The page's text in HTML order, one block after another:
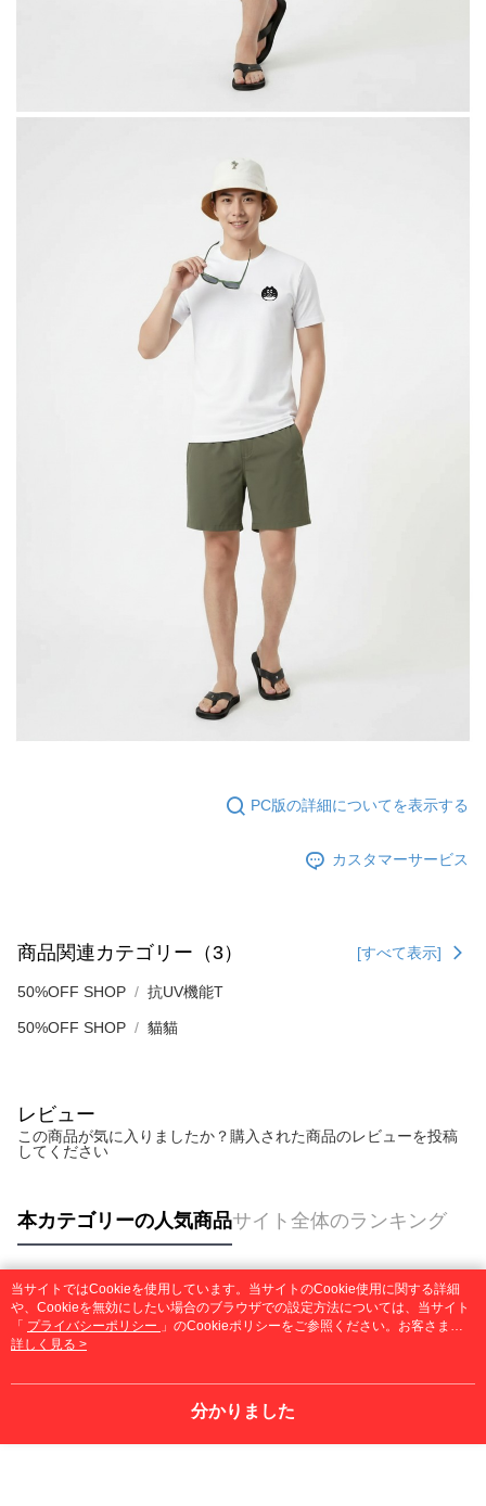
PC版の詳細についてを表示する
カスタマーサービス
商品関連カテゴリー（3） [すべて表示]
50%OFF SHOP 抗UV機能T
50%OFF SHOP 貓貓
レビュー
この商品が気に入りましたか？購入された商品のレビューを投稿
してください
本カテゴリーの人気商品サイト全体のランキング
人気タグ
当サイトではCookieを使用しています。当サイトのCookie使用に関する詳細
や、Cookieを無効にしたい場合のブラウザでの設定方法については、当サイト
「 プライバシーポリシー 」のCookieポリシーをご参照ください。お客さま
が、当サイトを引き続き使用される場合、当社がサイト利用規約のCookieポリ
詳しく見る >
分かりました